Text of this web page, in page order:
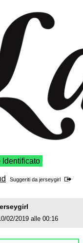
Identificato
Suggeriti da jerseygirl
02/2019 alle 00:16